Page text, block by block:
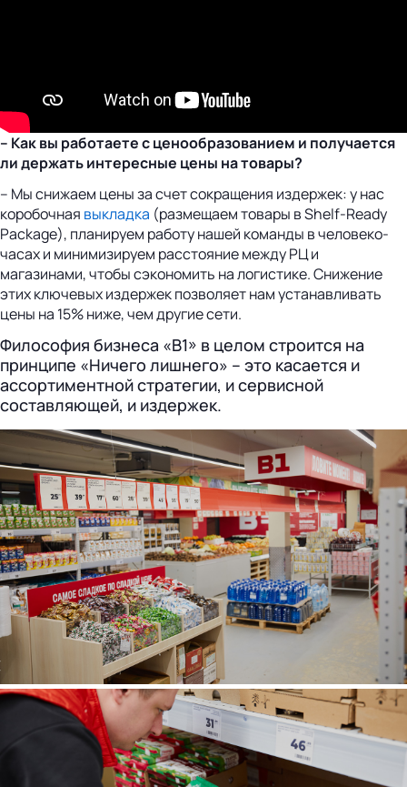
– Как вы работаете с ценообразованием и получается
ли держать интересные цены на товары?
– Мы снижаем цены за счет сокращения издержек: у нас
коробочная выкладка (размещаем товары в Shelf-Ready
Package), планируем работу нашей команды в человеко-
часах и минимизируем расстояние между РЦ и
магазинами, чтобы сэкономить на логистике. Снижение
этих ключевых издержек позволяет нам устанавливать
цены на 15% ниже, чем другие сети.
Философия бизнеса «B1» в целом строится на
принципе «Ничего лишнего» – это касается и
ассортиментной стратегии, и сервисной
составляющей, и издержек.